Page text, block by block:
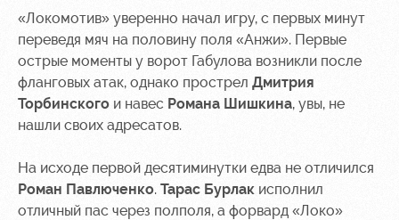
Аренда
полей
Аренда
площадей
Ледовый
Занятия
спортом
Как
Руководство
Контакты
«Локомотив»
Заставки
Парковка
Карта
Программа
лояльности
«Локомотив» уверенно начал игру, с первых минут
переведя мяч на половину поля «Анжи». Первые
острые моменты у ворот Габулова возникли после
фланговых атак, однако прострел Дмитрия
Торбинского и навес Романа Шишкина, увы, не
нашли своих адресатов.
На исходе первой десятиминутки едва не отличился
Роман Павлюченко. Тарас Бурлак исполнил
отличный пас через полполя, а форвард «Локо»